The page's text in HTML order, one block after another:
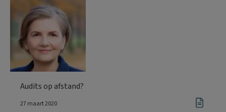
Audits op afstand?
27 maart 2020